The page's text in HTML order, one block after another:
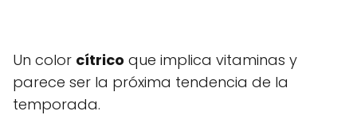
Un color cítrico que implica vitaminas y
parece ser la próxima tendencia de la
temporada.